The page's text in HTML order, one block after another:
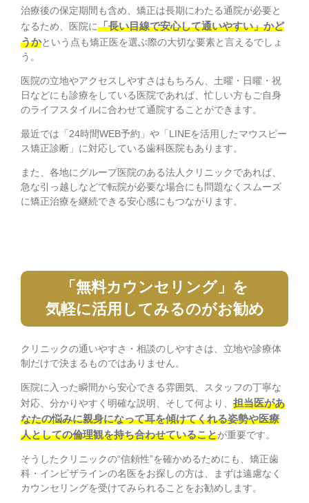
治療後の保定期間も含め、矯正は長期にわたる通院が必要と
なるため、医院に「長い目線で安心して通いやすい」かど
うかという点も矯正医を選ぶ際の大切な要素と言えるでしょ
う。
医院の立地やアクセスしやすさはもちろん、土曜・日曜・祝
日などにも診療をしている医院であれば、忙しい方もご自身
のライフスタイルに合わせて通院することができます。
最近では「24時間WEB予約」や「LINEを活用したマウスピー
ス矯正診断」に対応している歯科医院もあります。
また、各地にグループ医院のある法人クリニックであれば、
急な引っ越しなどで転院が必要な場合にも問題なくスムーズ
に矯正治療を継続できる安心感にもつながります。
「無料カウンセリング」を
気軽に活用してみるのがお勧め
クリニックの通いやすさ・相談のしやすさは、立地や診療体
制だけで決まるものではありません。
医院に入った瞬間から安心できる雰囲気、スタッフの丁寧な
対応、分かりやすく明確な説明、そして何より、 担当医があ
なたの悩みに親身になって耳を傾けてくれる姿勢や医療
人としての倫理観を持ち合わせていることが重要です。
そうしたクリニックの“信頼性”を確かめるためにも、矯正歯
科・インビザラインの名医をお探しの方は、まずは遠慮なく
カウンセリングを受けてみられることをお勧めします。